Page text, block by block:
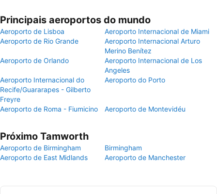
Principais aeroportos do mundo
Aeroporto de Lisboa
Aeroporto Internacional de Miami
Aeroporto de Rio Grande
Aeroporto Internacional Arturo
Merino Benítez
Aeroporto de Orlando
Aeroporto Internacional de Los
Angeles
Aeroporto Internacional do
Recife/Guararapes - Gilberto
Freyre
Aeroporto do Porto
Aeroporto de Roma - Fiumicino Aeroporto de Montevidéu
Próximo Tamworth
Aeroporto de Birmingham
Birmingham
Aeroporto de East Midlands
Aeroporto de Manchester